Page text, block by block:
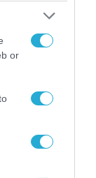
or
Αρκά για
της